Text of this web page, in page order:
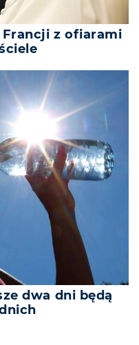
Francji z ofiarami
dwa dni będą